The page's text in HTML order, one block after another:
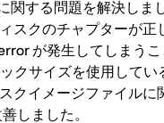
関する問題を解決しま
スクのチャプターが
が発生してしまう
クサイズを使用して
クイメージファイル
しました。